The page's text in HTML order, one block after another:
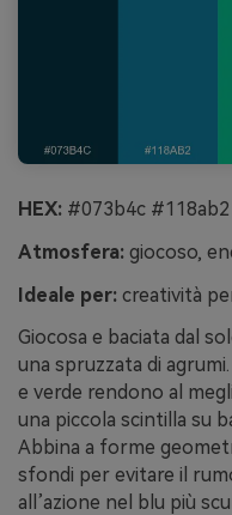
HEX: #073b4c
Atmosfera: giocoso,
Ideale per: creatività
Giocosa e baciata dal
una spruzzata di
e verde rendono al
una piccola scintilla su
Abbina a forme
sfondi per evitare il
all’azione nel blu più